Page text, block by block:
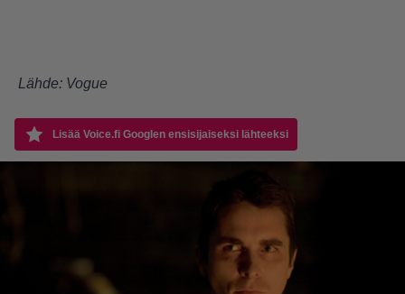
Lähde: Vogue
Lisää Voice.fi Googlen ensisijaiseksi lähteeksi